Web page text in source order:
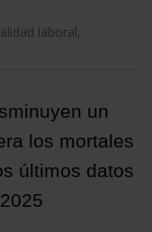
laboral,
un
los mortales
últimos datos